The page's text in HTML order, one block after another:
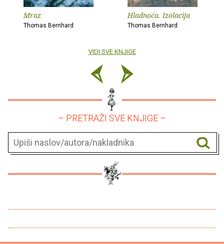
Mraz
Thomas Bernhard
Hladnoća. Izolacija
Thomas Bernhard
VIDI SVE KNJIGE
– PRETRAŽI SVE KNJIGE –